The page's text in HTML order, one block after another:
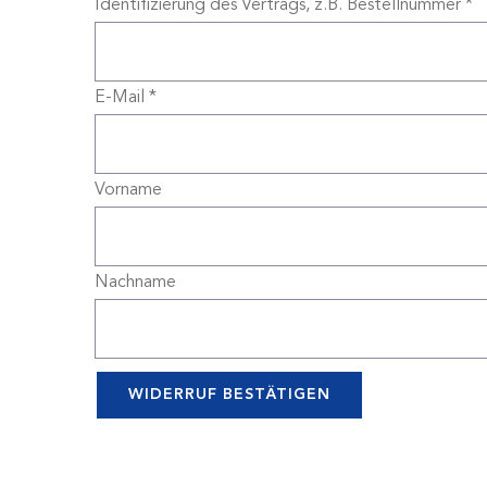
Identifizierung des Vertrags, z.B. Bestellnummer *
E-Mail *
E-
Vorname
Nachname
WIDERRUF BESTÄTIGEN